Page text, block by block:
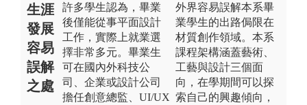
生涯
發展
容易
誤解
之處
許多學生認為，畢業
後僅能從事平面設計
工作，實際上就業選
擇非常多元。畢業生
可在國內外科技公
司、企業或設計公司
擔任創意總監、UI/UX
外界容易誤解本系畢
業學生的出路侷限在
材質創作領域。本系
課程架構涵蓋藝術、
工藝與設計三個面
向，在學期間可以探
索自己的興趣傾向，